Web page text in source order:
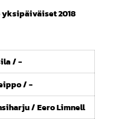
yksipäiväiset 2018
/ -
/ -
/ Eero Limnell